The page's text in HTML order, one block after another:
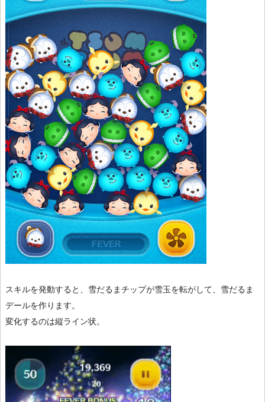
スキルを発動すると、雪だるまチップが雪玉を転がして、雪だるま
デールを作ります。
変化するのは縦ライン状。